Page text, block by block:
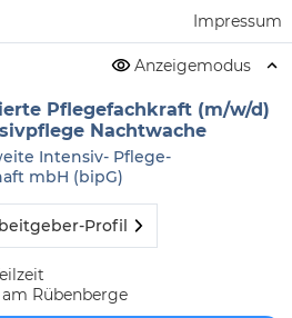
Impressum
Anzeigemodus
Pflegefachkraft (m/w/d)
Nachtwache
Intensiv- Pflege-
mbH (bipG)
Profil
Rübenberge